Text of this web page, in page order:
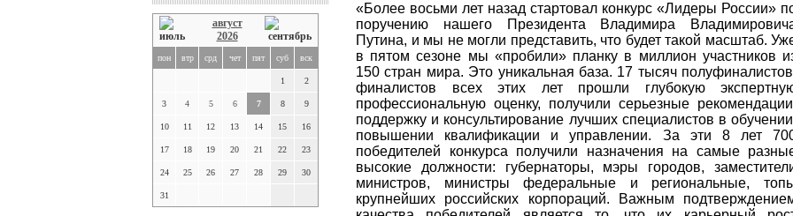
август
2026
пон втр срд чет пят суб вск
1 2
3 4 5 6 7 8 9
10 11 12 13 14 15 16
17 18 19 20 21 22 23
24 25 26 27 28 29 30
31
«Более восьми лет назад стартовал конкурс «Лидеры России»
поручению нашего Президента Владимира
Путина, и мы не могли представить, что будет такой масштаб.
в пятом сезоне мы «пробили» планку в миллион участников
150 стран мира. Это уникальная база. 17 тысяч
финалистов всех этих лет прошли глубокую
профессиональную оценку, получили серьезные
поддержку и консультирование лучших специалистов в
повышении квалификации и управлении. За эти 8 лет
победителей конкурса получили назначения на самые
высокие должности: губернаторы, мэры городов,
министров, министры федеральные и региональные,
крупнейших российских корпораций. Важным